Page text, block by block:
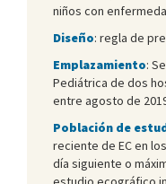
niños con
Diseño: regla de
Emplazamiento:
Pediátrica de dos
entre agosto de
Población de
reciente de EC en
día siguiente o